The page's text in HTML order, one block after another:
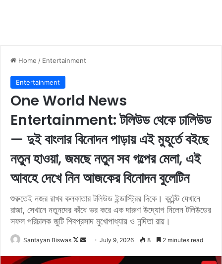
Home / Entertainment
Entertainment
One World News
Entertainment: টলিউড থেকে ঢালিউড
— দুই বাংলার বিনোদন পাড়ায় এই মুহূর্তে বইছে
নতুন হাওয়া, জমছে নতুন সব গল্পের মেলা, এই
আবহে দেখে নিন আজকের বিনোদন বুলেটিন
শুরুতেই নজর রাখব কলকাতার টলিউড ইন্ডাস্ট্রির দিকে। কন্টেন্ট যেখানে
রাজা, সেখানে নতুনদের কাঁধে ভর করে এক দারুণ উদ্যোগ নিলেন টলিউডের
সফল পরিচালক জুটি শিবপ্রসাদ মুখোপাধ্যায় ও নন্দিতা রায়।
Santayan Biswas
F
July 9, 2026 8 2 minutes read